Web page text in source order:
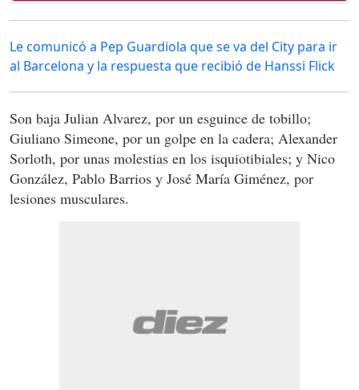
Le comunicó a Pep Guardiola que se va del City para ir
al Barcelona y la respuesta que recibió de Hanssi Flick
Son baja Julian Alvarez, por un esguince de tobillo;
Giuliano Simeone, por un golpe en la cadera; Alexander
Sorloth, por unas molestias en los isquiotibiales; y Nico
González, Pablo Barrios y José María Giménez, por
lesiones musculares.